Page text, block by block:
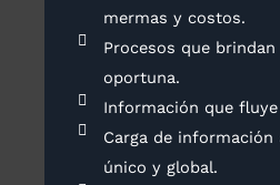
mermas y costos.
Procesos que
oportuna.
Información que
Carga de
único y global.